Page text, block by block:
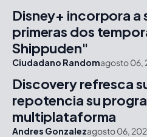
Disney+ incorpora a
primeras dos
Shippuden"
Ciudadano Randomagosto 06,
Discovery refresca
repotencia su
multiplataforma
Andres Gonzalezagosto 06,